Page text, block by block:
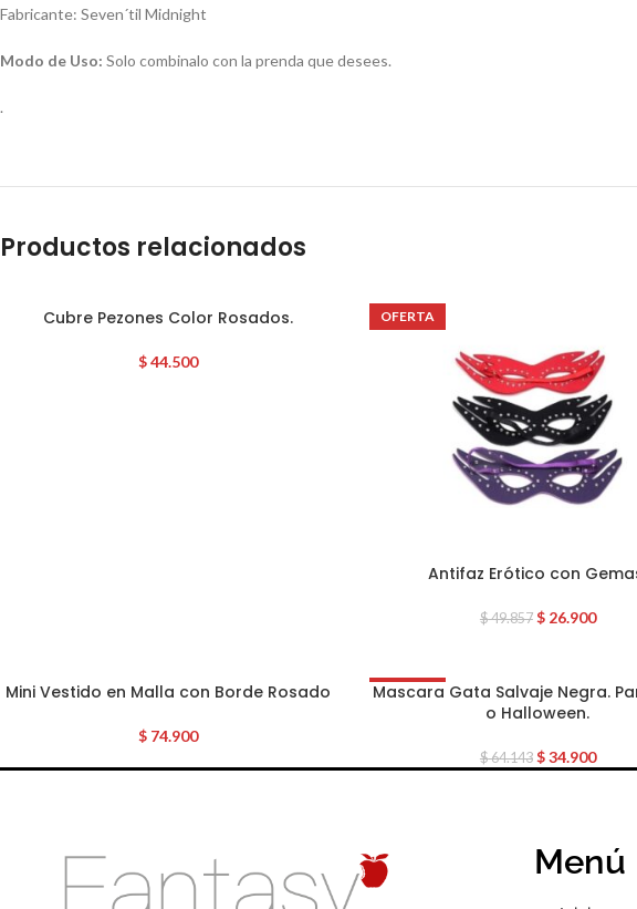
Fabricante: Seven´til Midnight
Modo de Uso: Solo combinalo con la prenda que desees.
.
Productos relacionados
Cubre Pezones Color Rosados.
$44.500
OFERTA
Antifaz Erótico con
$49.857 $26.900
Mini Vestido en Malla con Borde Rosado
$ 74.900
OFERTA
Mascara Gata Salvaje Negra.
o Halloween.
$64.143 $34.900
Menú